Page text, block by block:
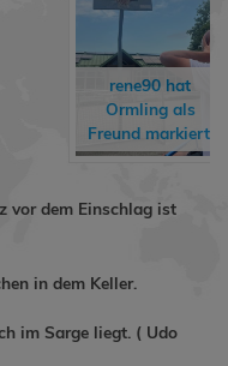
rene90 hat
Ormlingals
Freund markiert.
vor dem Einschlag ist
in dem Keller.
im Sarge liegt. ( Udo